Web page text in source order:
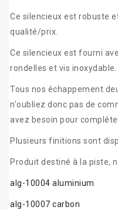
Ce silencieux est robuste
qualité/prix.
Ce silencieux est fourni
rondelles et vis inoxydable.
Tous nos échappement
n'oubliez donc pas de
avez besoin pour
Plusieurs finitions sont
Produit destiné à la piste,
alg-10004 aluminium
alg-10007 carbon